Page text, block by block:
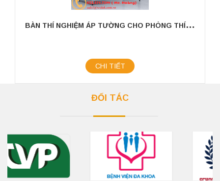
B
ÀN THÍ NGHIỆM ÁP TƯỜNG CHO PHÒNG THÍ NGHIỆM KÍCH THƯỚC 1200MM
CHI TIẾT
ĐỐI TÁC